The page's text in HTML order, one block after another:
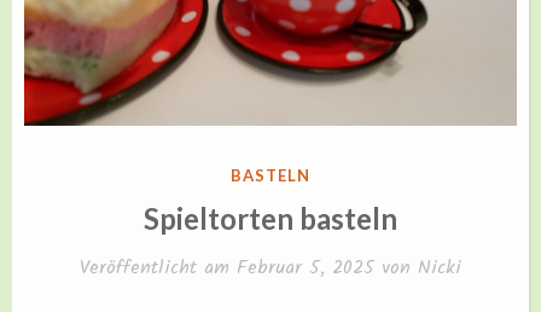
VERÖFFENTLICHT
BASTELN
Spieltorten basteln
Veröffentlicht am Februar 5, 2025von Nicki